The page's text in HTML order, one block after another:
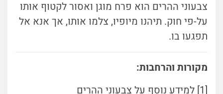
צבעוני ההרים הוא פרח מוגן ואסור לקטוף אותו
על-פי חוק. תיהנו מיופיו, צלמו אותו, אך אנא אל
תפגעו בו.
מקורות והרחבות:
[1] ל
מידע נוסף על צבעוני ההרים